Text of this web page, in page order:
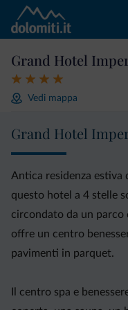
Grand Hotel
Vedi mappa
Grand Hotel
Antica residenza estiva
questo hotel a 4 stelle
circondato da un
offre un centro
pavimenti in parquet.
Il centro spa e